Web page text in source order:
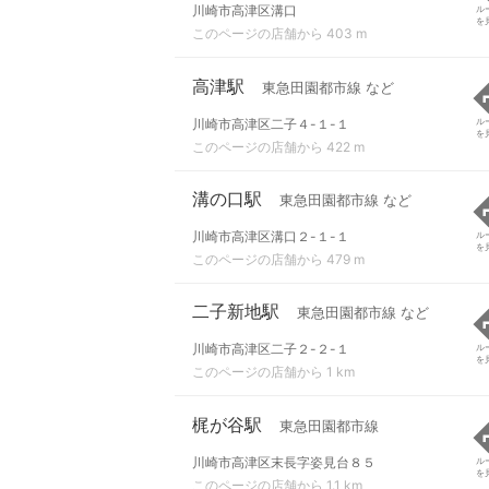
川崎市高津区溝口
このページの店舗から 403 m
ル
を
高津駅 東急田園都市線 など
川崎市高津区二子４-１-１
このページの店舗から 422 m
ル
を
溝の口駅 東急田園都市線 など
川崎市高津区溝口２-１-１
このページの店舗から 479 m
ル
を
二子新地駅 東急田園都市線 など
川崎市高津区二子２-２-１
このページの店舗から 1 km
ル
を
梶が谷駅 東急田園都市線
川崎市高津区末長字姿見台８５
このページの店舗から 1.1 km
ル
を